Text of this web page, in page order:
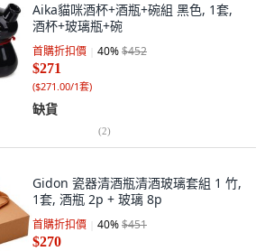
Aika貓咪酒杯+酒瓶+碗組 黑色, 1套,
酒杯+玻璃瓶+碗
首購折扣價 40%$452
$271
($271.00/1套)
缺貨
(2)
Gidon 瓷器清酒瓶清酒玻璃套組 1 竹,
1套, 酒瓶 2p + 玻璃 8p
首購折扣價 40%$451
$270